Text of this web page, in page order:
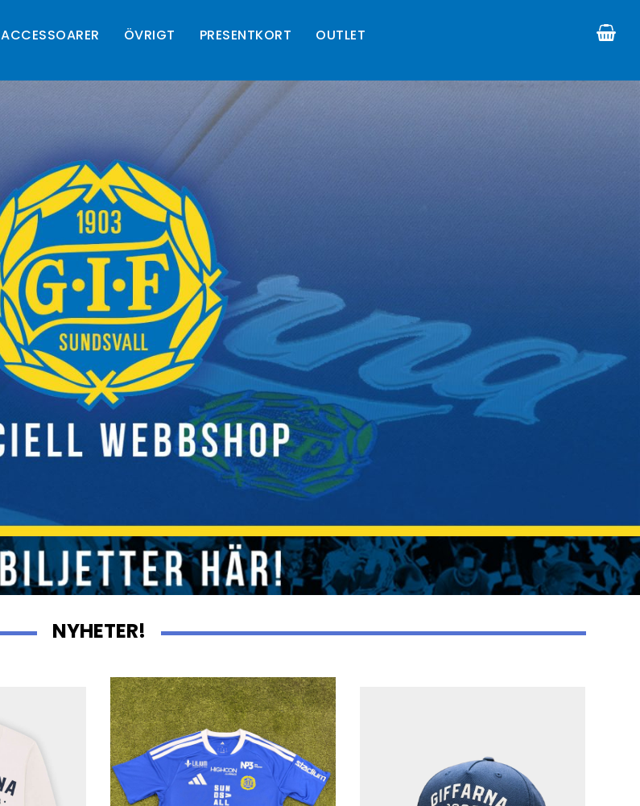
ACCESSOARER ÖVRIGT PRESENTKORT OUTLET
NYHETER!